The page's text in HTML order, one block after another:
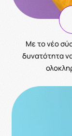
Με το νέο
δυνατότητα